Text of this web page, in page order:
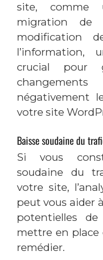
site, comme
migration de
modification
crucial pour
négativement
votre site
Baisse soudaine du
Si vous
soudaine du
votre site,
peut vous aider
potentielles
mettre en place
remédier.